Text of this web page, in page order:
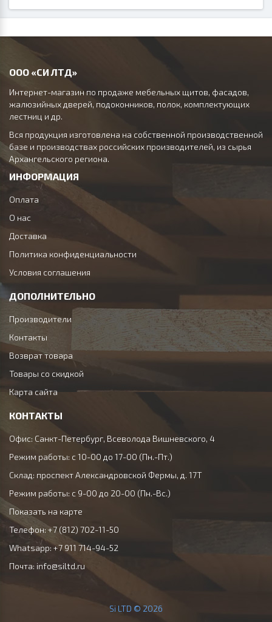
ООО «СИ ЛТД»
Интернет-магазин по продаже мебельных щитов, фасадов,
жалюзийных дверей, подоконников, полок, комплектующих
лестниц и др.
Вся продукция изготовлена на собственной производственной
базе и производствах российских производителей, из сырья
Архангельского региона.
ИНФОРМАЦИЯ
Оплата
О нас
Доставка
Политика конфиденциальности
Условия соглашения
ДОПОЛНИТЕЛЬНО
Производители
Контакты
Возврат товара
Товары со скидкой
Карта сайта
КОНТАКТЫ
Офис: Санкт-Петербург, Всеволода Вишневского, 4
Режим работы: с 10-00 до 17-00 (Пн.-Пт.)
Склад: проспект Александровской Фермы, д. 17Т
Режим работы: с 9-00 до 20-00 (Пн.-Вс.)
Показать на карте
Телефон: +7 (812) 702-11-50
Whatsapp: +7 911 714-94-52
Почта: info@siltd.ru
Si LTD © 2026